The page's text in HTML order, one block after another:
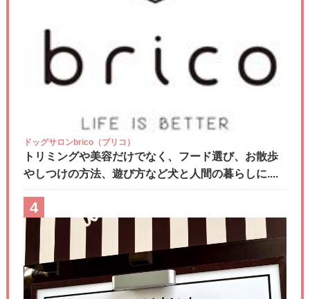
ドッグサロンbrico（ブリコ）
トリミングや美容だけでなく、フード選び、お散歩
やしつけの方法、遊び方など犬と人間の暮らしに....
4